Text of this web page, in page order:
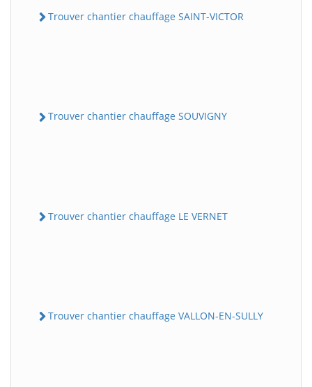
Trouver chantier chauffage SAINT-VICTOR
Trouver chantier chauffage SOUVIGNY
Trouver chantier chauffage LE VERNET
Trouver chantier chauffage VALLON-EN-SULLY